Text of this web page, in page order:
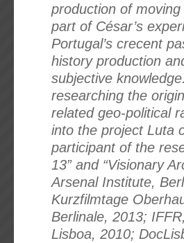
production of
part of César’s
Portugal’s crecent
history production
subjective
researching the
related geo-political
into the project Luta
participant of the
13” and “Visionary
Arsenal Institute,
Kurzfilmtage
Berlinale, 2013;
Lisboa, 2010;